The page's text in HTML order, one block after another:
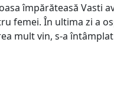
împărăteasă Vasti
femei. În ultima zi a
mult vin, s-a întâmplat